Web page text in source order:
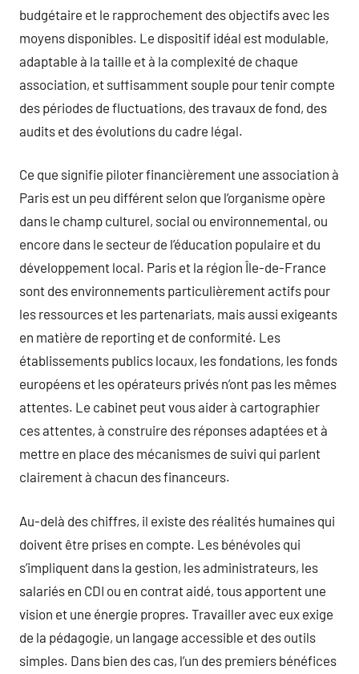
budgétaire et le rapprochement des objectifs avec les
moyens disponibles. Le dispositif idéal est modulable,
adaptable à la taille et à la complexité de chaque
association, et suffisamment souple pour tenir compte
des périodes de fluctuations, des travaux de fond, des
audits et des évolutions du cadre légal.
Ce que signifie piloter financièrement une association à
Paris est un peu différent selon que l’organisme opère
dans le champ culturel, social ou environnemental, ou
encore dans le secteur de l’éducation populaire et du
développement local. Paris et la région Île-de-France
sont des environnements particulièrement actifs pour
les ressources et les partenariats, mais aussi exigeants
en matière de reporting et de conformité. Les
établissements publics locaux, les fondations, les fonds
européens et les opérateurs privés n’ont pas les mêmes
attentes. Le cabinet peut vous aider à cartographier
ces attentes, à construire des réponses adaptées et à
mettre en place des mécanismes de suivi qui parlent
clairement à chacun des financeurs.
Au-delà des chiffres, il existe des réalités humaines qui
doivent être prises en compte. Les bénévoles qui
s’impliquent dans la gestion, les administrateurs, les
salariés en CDI ou en contrat aidé, tous apportent une
vision et une énergie propres. Travailler avec eux exige
de la pédagogie, un langage accessible et des outils
simples. Dans bien des cas, l’un des premiers bénéfices